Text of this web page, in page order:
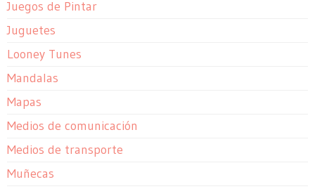
Juegos de Pintar
Juguetes
Looney Tunes
Mandalas
Mapas
Medios de comunicación
Medios de transporte
Muñecas